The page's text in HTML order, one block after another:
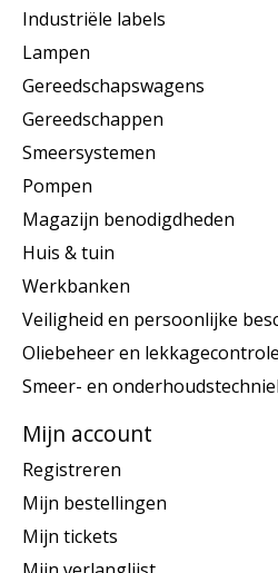
Industriële labels
Lampen
Gereedschapswagens
Gereedschappen
Smeersystemen
Pompen
Magazijn benodigdheden
Huis & tuin
Werkbanken
Veiligheid en persoonlijke
Oliebeheer en lekkagecontrole
Smeer- en
Mijn account
Registreren
Mijn bestellingen
Mijn tickets